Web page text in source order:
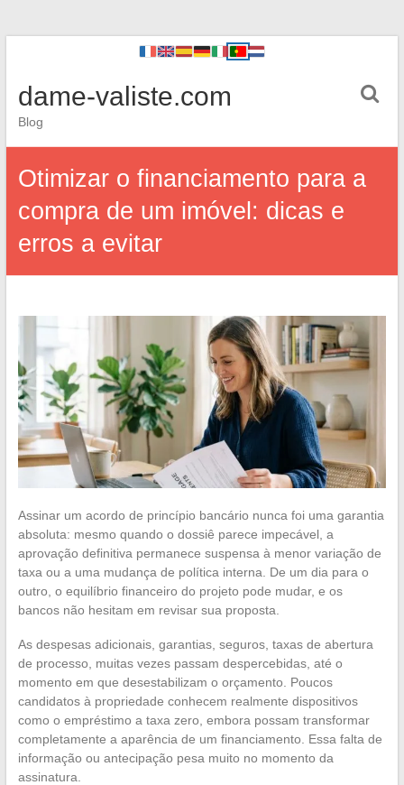
dame-valiste.com
Blog
Otimizar o financiamento para a
compra de um imóvel: dicas e
erros a evitar
Assinar um acordo de princípio bancário nunca foi uma garantia
absoluta: mesmo quando o dossiê parece impecável, a
aprovação definitiva permanece suspensa à menor variação de
taxa ou a uma mudança de política interna. De um dia para o
outro, o equilíbrio financeiro do projeto pode mudar, e os
bancos não hesitam em revisar sua proposta.
As despesas adicionais, garantias, seguros, taxas de abertura
de processo, muitas vezes passam despercebidas, até o
momento em que desestabilizam o orçamento. Poucos
candidatos à propriedade conhecem realmente dispositivos
como o empréstimo a taxa zero, embora possam transformar
completamente a aparência de um financiamento. Essa falta de
informação ou antecipação pesa muito no momento da
assinatura.